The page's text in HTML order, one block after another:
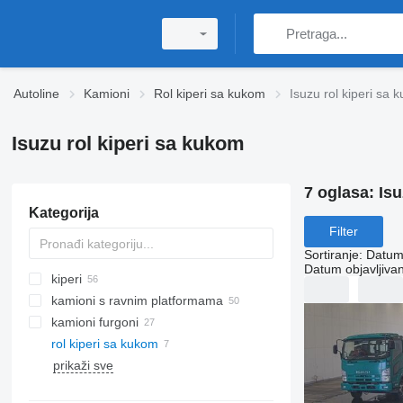
Autoline Kamioni Rol kiperi sa kukom Isuzu rol kiperi sa
Isuzu rol kiperi sa kukom
Kategorija
kiperi
kamioni s ravnim platformama
kamioni furgoni
rol kiperi sa kukom
prikaži sve
7 oglasa:
Filter
Sortiranje:
Datum